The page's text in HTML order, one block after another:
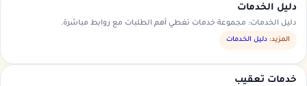
دليل الخدمات
دليل الخدمات: مجموعة خدمات تغطي أهم الطلبات مع روابط مباشرة.
المزيد: دليل الخدمات
خدمات تعقيب